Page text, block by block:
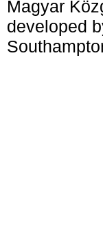
Magyar
developed